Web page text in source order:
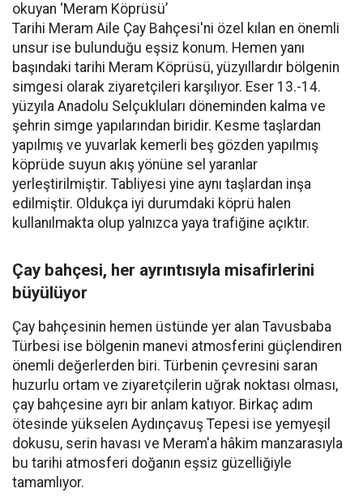
okuyan ‘Meram Köprüsü’
Tarihi Meram Aile Çay Bahçesi'ni özel kılan en önemli
unsur ise bulunduğu eşsiz konum. Hemen yanı
başındaki tarihi Meram Köprüsü, yüzyıllardır bölgenin
simgesi olarak ziyaretçileri karşılıyor. Eser 13.-14.
yüzyıla Anadolu Selçukluları döneminden kalma ve
şehrin simge yapılarından biridir. Kesme taşlardan
yapılmış ve yuvarlak kemerli beş gözden yapılmış
köprüde suyun akış yönüne sel yaranlar
yerleştirilmiştir. Tabliyesi yine aynı taşlardan inşa
edilmiştir. Oldukça iyi durumdaki köprü halen
kullanılmakta olup yalnızca yaya trafiğine açıktır.
Çay bahçesi, her ayrıntısıyla misafirlerini
büyülüyor
Çay bahçesinin hemen üstünde yer alan Tavusbaba
Türbesi ise bölgenin manevi atmosferini güçlendiren
önemli değerlerden biri. Türbenin çevresini saran
huzurlu ortam ve ziyaretçilerin uğrak noktası olması,
çay bahçesine ayrı bir anlam katıyor. Birkaç adım
ötesinde yükselen Aydınçavuş Tepesi ise yemyeşil
dokusu, serin havası ve Meram'a hâkim manzarasıyla
bu tarihi atmosferi doğanın eşsiz güzelliğiyle
tamamlıyor.